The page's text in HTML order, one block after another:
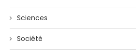
Sciences
Société